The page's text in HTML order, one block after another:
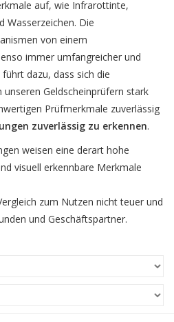
auf, wie Infrarottinte,
Wasserzeichen. Die
von einem
immer umfangreicher und
dazu, dass sich die
unseren Geldscheinprüfern stark
Prüfmerkmale zuverlässig
zuverlässig zu erkennen.
weisen eine derart hohe
visuell erkennbare Merkmale
zum Nutzen nicht teuer und
und Geschäftspartner.